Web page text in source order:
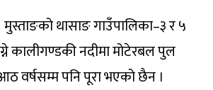
मुस्ताङको थासाङ गाउँपालिका–३ र ५
कालीगण्डकी नदीमा मोटेरबल पुल
वर्षसम्म पनि पूरा भएको छैन ।